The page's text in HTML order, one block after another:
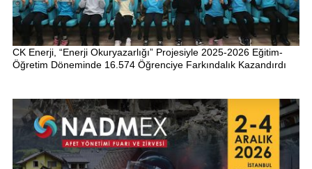
CK Enerji, “Enerji Okuryazarlığı” Projesiyle 2025-2026 Eğitim-
Öğretim Döneminde 16.574 Öğrenciye Farkındalık Kazandırdı